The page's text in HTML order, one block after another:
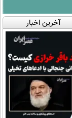
آخرین اخبار